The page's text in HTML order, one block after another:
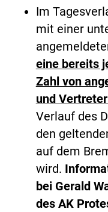
Im
mit einer
eine bereits
Zahl von
und
Verlauf des
den
auf dem
wird.
bei Gerald
des AK